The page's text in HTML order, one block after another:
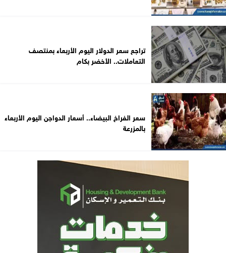
تراجع سعر الدولار اليوم الأربعاء بمنتصف
التعاملات.. الأخضر بكام
سعر الفراخ البيضاء.. أسعار الدواجن اليوم الأربعاء
بالمزرعة